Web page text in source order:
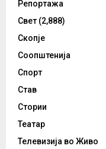
Репортажа
Свет (2,888)
Скопје
Соопштенија
Спорт
Став
Стории
Театар
Телевизија во Живо